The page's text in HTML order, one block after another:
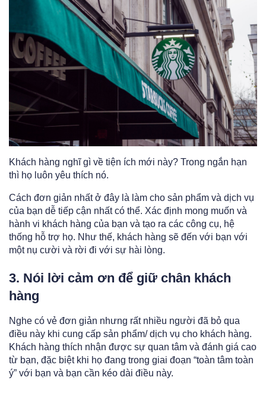
Khách hàng nghĩ gì về tiện ích mới này? Trong ngắn hạn
thì họ luôn yêu thích nó.
Cách đơn giản nhất ở đây là làm cho sản phẩm và dịch vụ
của bạn dễ tiếp cận nhất có thể. Xác định mong muốn và
hành vi khách hàng của bạn và tạo ra các công cụ, hệ
thống hỗ trợ họ. Như thế, khách hàng sẽ đến với bạn với
một nụ cười và rời đi với sự hài lòng.
3. Nói lời cảm ơn để giữ chân khách
hàng
Nghe có vẻ đơn giản nhưng rất nhiều người đã bỏ qua
điều này khi cung cấp sản phẩm/ dịch vụ cho khách hàng.
Khách hàng thích nhận được sự quan tâm và đánh giá cao
từ bạn, đặc biệt khi họ đang trong giai đoạn “toàn tâm toàn
ý” với bạn và bạn cần kéo dài điều này.